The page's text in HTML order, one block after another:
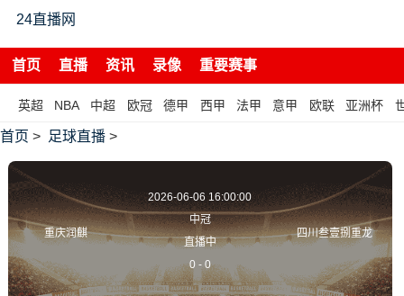
24直播网
首页 直播 资讯 录像 重要赛事
英超 NBA 中超 欧冠 德甲 西甲 法甲 意甲 欧联 亚洲杯
首页 > 足球直播 >
重庆润麒
2026-06-06 16:00:00
中冠
直播中
0 - 0
四川叁壹捌重龙